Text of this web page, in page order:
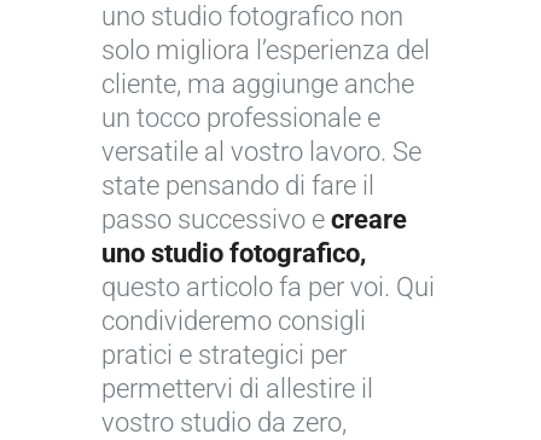
uno studio fotografico non
solo migliora l’esperienza del
cliente, ma aggiunge anche
un tocco professionale e
versatile al vostro lavoro. Se
state pensando di fare il
passo successivo e creare
uno studio fotografico,
questo articolo fa per voi. Qui
condivideremo consigli
pratici e strategici per
permettervi di allestire il
vostro studio da zero,